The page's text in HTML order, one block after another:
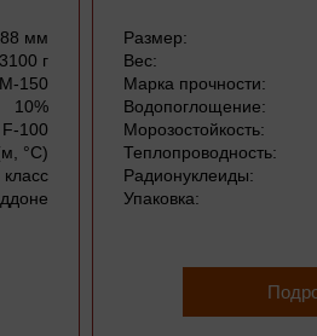
мм
3100 г
М-150
10%
F-100
°С)
Размер:
Вес:
Марка прочности:
Водопоглощение:
Морозостойкость:
Теплопроводность:
Радионуклеиды:
Упаковка: